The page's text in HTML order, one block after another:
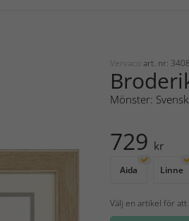
Vervaco art. nr:
Mönster:
729 kr
Aida Linne
Välj en artikel för att